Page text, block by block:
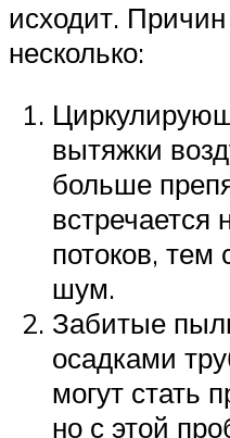
исходит.
несколько:
вытяжки
больше
встречается
потоков, тем
шум.
Забитые
осадками
могут стать
но с этой